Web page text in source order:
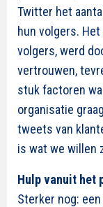
Twitter het
hun volgers.
volgers, werd
vertrouwen,
stuk factoren
organisatie
tweets van
is wat we willen
Hulp vanuit het
Sterker nog: